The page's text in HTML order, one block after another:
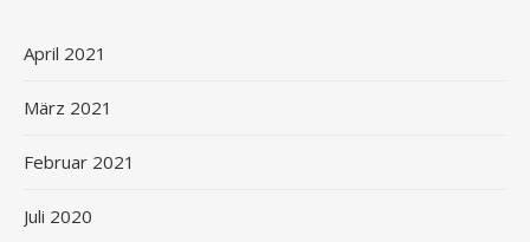
April 2021
März 2021
Februar 2021
Juli 2020